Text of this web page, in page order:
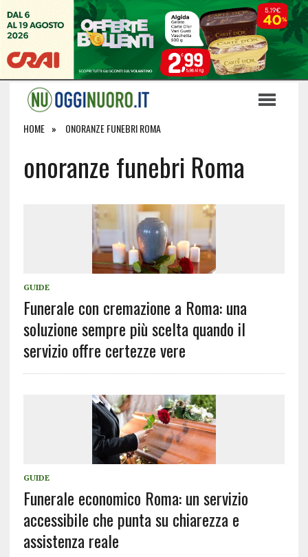
HOME ONORANZE FUNEBRI ROMA
onoranze funebri Roma
GUIDE
Funerale con cremazione a Roma: una
soluzione sempre più scelta quando il
servizio offre certezze vere
GUIDE
Funerale economico Roma: un servizio
accessibile che punta su chiarezza e
assistenza reale